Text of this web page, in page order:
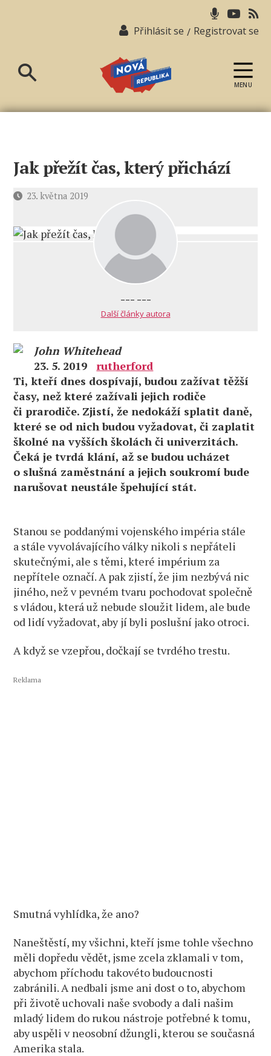
Přihlásit se / Registrovat se
republika
MENU
Jak přežít čas, který přichází
Datum23. května 2019
--- ---
Další články autora
John Whitehead
23. 5. 2019rutherford
Ti, kteří dnes dospívají, budou zažívat těžší
časy, než které zažívali jejich rodiče
či prarodiče. Zjistí, že nedokáží splatit daně,
které se od nich budou vyžadovat, či zaplatit
školné na vyšších školách či univerzitách.
Čeká je tvrdá klání, až se budou ucházet
o slušná zaměstnání a jejich soukromí bude
narušovat neustále špehující stát.
Stanou se poddanými vojenského impéria stále
a stále vyvolávajícího války nikoli s nepřáteli
skutečnými, ale s těmi, které impérium za
nepřítele označí. A pak zjistí, že jim nezbývá nic
jiného, než v pevném tvaru pochodovat společně
s vládou, která už nebude sloužit lidem, ale bude
od lidí vyžadovat, aby jí byli poslušní jako otroci.
A když se vzepřou, dočkají se tvrdého trestu.
Reklama
Smutná vyhlídka, že ano?
Naneštěstí, my všichni, kteří jsme tohle všechno
měli dopředu vědět, jsme zcela zklamali v tom,
abychom příchodu takovéto budoucnosti
zabránili. A nedbali jsme ani dost o to, abychom
při životě uchovali naše svobody a dali našim
mladý lidem do rukou nástroje potřebné k tomu,
aby uspěli v neosobní džungli, kterou se současná
Amerika stala.